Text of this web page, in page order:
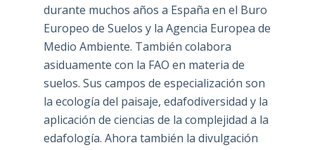
durante muchos años a España en el Buro
Europeo de Suelos y la Agencia Europea de
Medio Ambiente. También colabora
asiduamente con la FAO en materia de
suelos. Sus campos de especialización son
la ecología del paisaje, edafodiversidad y la
aplicación de ciencias de la complejidad a la
edafología. Ahora también la divulgación